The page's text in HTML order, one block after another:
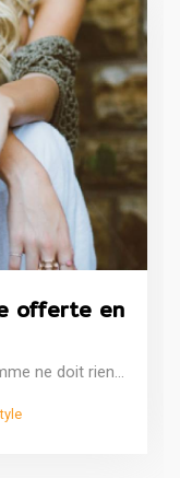
offerte en
ne doit rien…